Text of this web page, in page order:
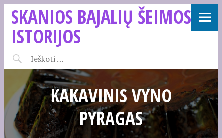
SKANIOS BAJALIŲ ŠEIMOS
ISTORIJOS
KAKAVINIS VYNO
PYRAGAS